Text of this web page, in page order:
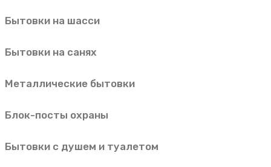
Бытовки на шасси
Бытовки на санях
Металлические бытовки
Блок-посты охраны
Бытовки с душем и туалетом